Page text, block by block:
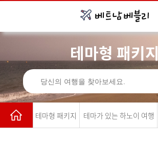
테마형 패키지
테마형 패키지 테마가 있는 하노이 여행